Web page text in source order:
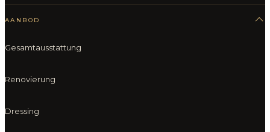
AANBOD
Gesamtausstattung
Renovierung
Dressing